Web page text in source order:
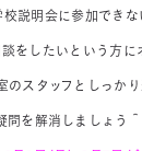
説明会に参加できな
をしたいという方に
のスタッフとしっか
問を解消しましょう＾